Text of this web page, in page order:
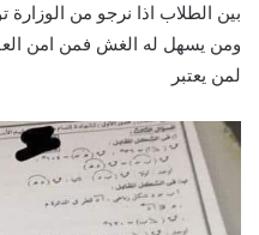
بين الطلاب اذا نرجو من
ومن يسهل له الغش فمن امن
لمن يعتبر